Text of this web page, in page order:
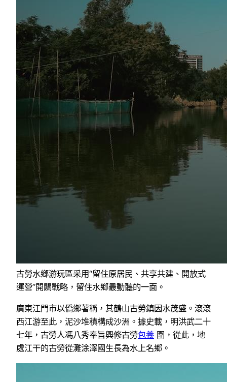
古勞水鄉游玩區采用“留住原居民、共享共建、開放式
運營”開闢戰略，留住水鄉最動聽的一面。
廣東江門市以僑鄉著稱，其鶴山古勞鎮因水茂盛。滾滾
西江游至此，泥沙堆積構成沙洲。據史載，明洪武二十
七年，古勞人馮八秀奉旨興修古勞包養 圍，從此，地
處江干的古勞從灘涂澤國生長為水上名鄉。